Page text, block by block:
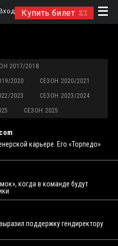
Купить билет
Вход
2017/2018
2020 СЕЗОН 2020/2021
2023 СЕЗОН 2023/2024
СЕЗОН 2025
карьере. Его «Торпедо»
когда в команде будут
поддержку гендиректору